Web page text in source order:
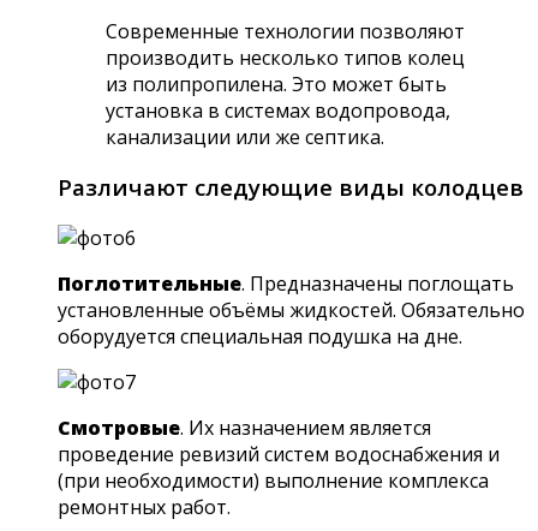
Современные технологии позволяют
производить несколько типов колец
из полипропилена. Это может быть
установка в системах водопровода,
канализации или же септика.
Различают следующие виды колодцев
Поглотительные. Предназначены поглощать
установленные объёмы жидкостей. Обязательно
оборудуется специальная подушка на дне.
Смотровые. Их назначением является
проведение ревизий систем водоснабжения и
(при необходимости) выполнение комплекса
ремонтных работ.